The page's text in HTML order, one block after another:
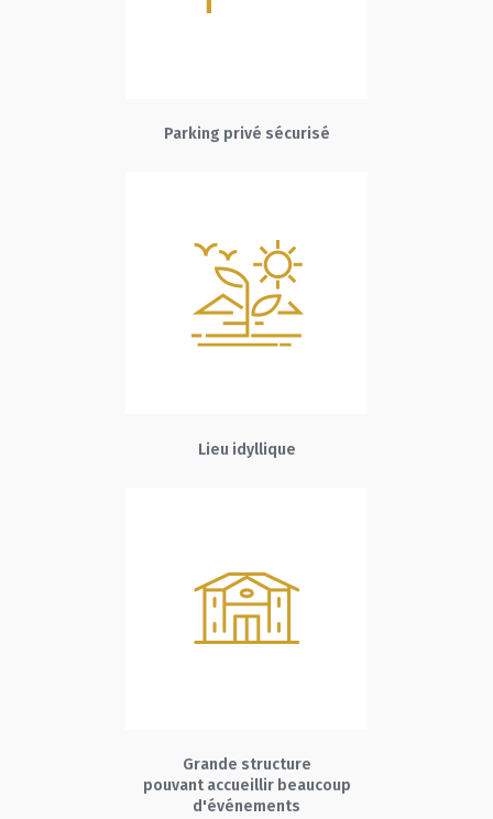
Parking privé sécurisé
Lieu idyllique
Grande structure
pouvant accueillir beaucoup
d'événements